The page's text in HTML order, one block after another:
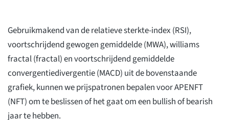
Gebruikmakend van de relatieve sterkte-index (RSI),
voortschrijdend gewogen gemiddelde (MWA), williams
fractal (fractal) en voortschrijdend gemiddelde
convergentiedivergentie (MACD) uit de bovenstaande
grafiek, kunnen we prijspatronen bepalen voor APENFT
(NFT) om te beslissen of het gaat om een bullish of bearish
jaar te hebben.